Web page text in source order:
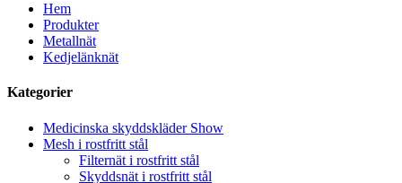
Hem
Produkter
Metallnät
Kedjelänknät
Kategorier
Medicinska skyddskläder Show
Mesh i rostfritt stål
Filternät i rostfritt stål
Skyddsnät i rostfritt stål